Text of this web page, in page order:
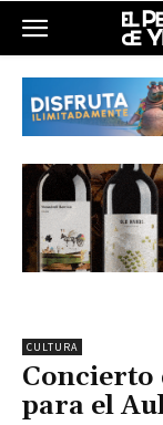
CULTURA
Concierto
para el